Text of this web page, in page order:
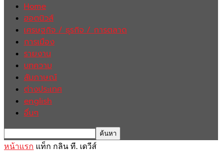
Home
ฮอตนิวส์
เศรษฐกิจ / ธุรกิจ / การตลาด
การเมือง
รายงาน
บทความ
สัมภาษณ์
ต่างประเทศ
english
อื่นๆ
หน้าแรก แท็ก กลิน ที. เดวีส์